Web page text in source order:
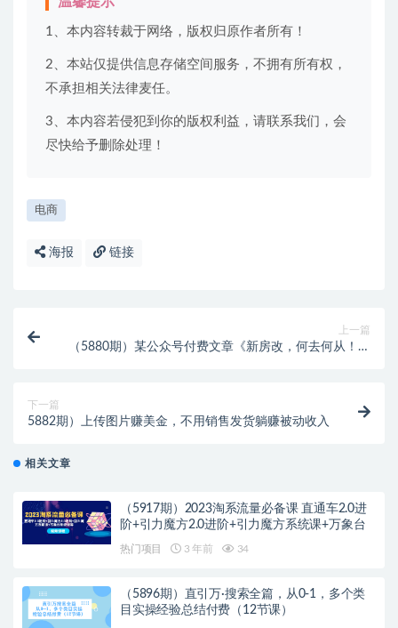
1、本内容转裁于网络，版权归原作者所有！
2、本站仅提供信息存储空间服务，不拥有所有权，
不承担相关法律麦任。
3、本内容若侵犯到你的版权利益，请联系我们，会
尽快给予删除处理！
电商
海报 链接
上一篇
（5880期）某公众号付费文章《新房改，何去何从！》
下一篇
5882期）上传图片赚美金，不用销售发货躺赚被动收入
相关文章
（5917期）2023淘系流量必备课 直通车2.0进
阶+引力魔方2.0进阶+引力魔方系统课+万象台
热门项目 3 年前 34
（5896期）直引万·搜索全篇，从0-1，多个类
目实操经验总结付费（12节课）